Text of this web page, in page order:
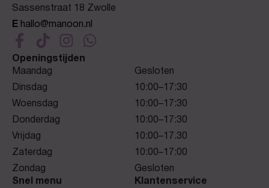
Sassenstraat 18 Zwolle
E hallo@manoon.nl
Openingstijden
Maandag
Gesloten
Dinsdag
10:00–17:30
Woensdag
10:00–17:30
Donderdag
10:00–17:30
Vrijdag
10:00–17.30
Zaterdag
10:00–17:00
Zondag
Gesloten
Snel menu
Klantenservice